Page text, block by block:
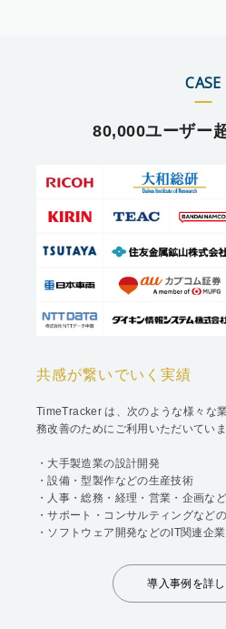
CASE
80,000ユーザー
共感が繋いでいく実績
TimeTracker は、次のような様々な
務改善のためにご利用いただいていま
・大手製造業の設計開発
・設備・型製作などの生産技術
・人事・総務・経理・営業・企画な
・サポート・コンサルティングなど
・ソフトウェア開発などのIT関連企業
導入事例を詳